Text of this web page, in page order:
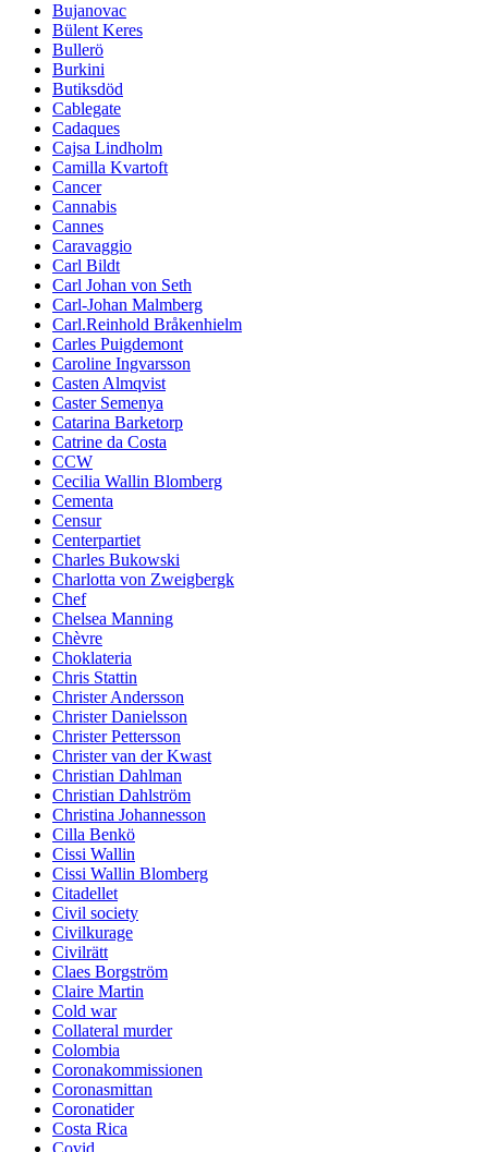
Bujanovac
Bülent Keres
Bullerö
Burkini
Butiksdöd
Cablegate
Cadaques
Cajsa Lindholm
Camilla Kvartoft
Cancer
Cannabis
Cannes
Caravaggio
Carl Bildt
Carl Johan von Seth
Carl-Johan Malmberg
Carl.Reinhold Bråkenhielm
Carles Puigdemont
Caroline Ingvarsson
Casten Almqvist
Caster Semenya
Catarina Barketorp
Catrine da Costa
CCW
Cecilia Wallin Blomberg
Cementa
Censur
Centerpartiet
Charles Bukowski
Charlotta von Zweigbergk
Chef
Chelsea Manning
Chèvre
Choklateria
Chris Stattin
Christer Andersson
Christer Danielsson
Christer Pettersson
Christer van der Kwast
Christian Dahlman
Christian Dahlström
Christina Johannesson
Cilla Benkö
Cissi Wallin
Cissi Wallin Blomberg
Citadellet
Civil society
Civilkurage
Civilrätt
Claes Borgström
Claire Martin
Cold war
Collateral murder
Colombia
Coronakommissionen
Coronasmittan
Coronatider
Costa Rica
Covid